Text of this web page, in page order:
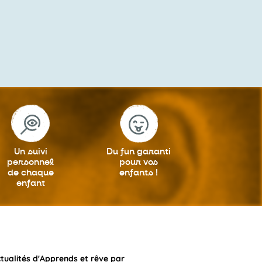
Un suivi
personnel
de chaque
enfant
Du fun garanti
pour vos
enfants !
d'Apprends et rêve par